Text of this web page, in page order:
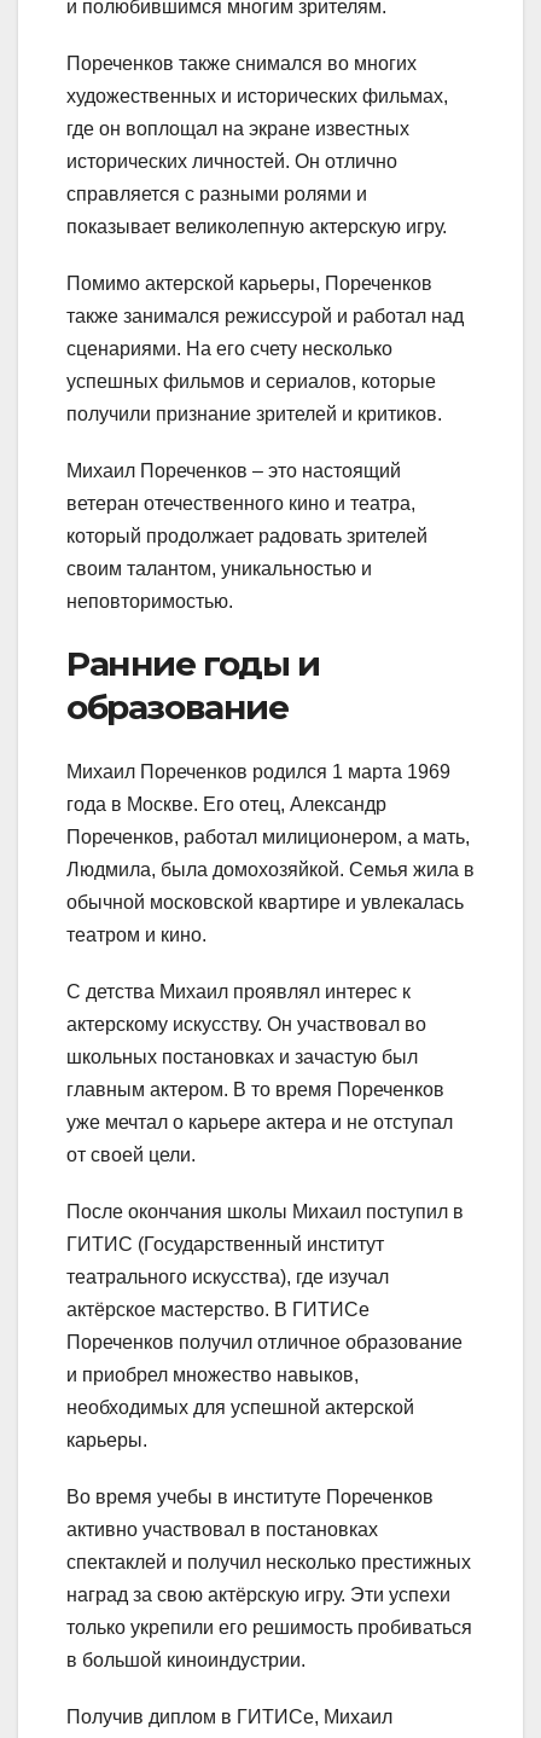
и полюбившимся многим зрителям.
Пореченков также снимался во многих
художественных и исторических фильмах,
где он воплощал на экране известных
исторических личностей. Он отлично
справляется с разными ролями и
показывает великолепную актерскую игру.
Помимо актерской карьеры, Пореченков
также занимался режиссурой и работал над
сценариями. На его счету несколько
успешных фильмов и сериалов, которые
получили признание зрителей и критиков.
Михаил Пореченков – это настоящий
ветеран отечественного кино и театра,
который продолжает радовать зрителей
своим талантом, уникальностью и
неповторимостью.
Ранние годы и
образование
Михаил Пореченков родился 1 марта 1969
года в Москве. Его отец, Александр
Пореченков, работал милиционером, а мать,
Людмила, была домохозяйкой. Семья жила в
обычной московской квартире и увлекалась
театром и кино.
С детства Михаил проявлял интерес к
актерскому искусству. Он участвовал во
школьных постановках и зачастую был
главным актером. В то время Пореченков
уже мечтал о карьере актера и не отступал
от своей цели.
После окончания школы Михаил поступил в
ГИТИС (Государственный институт
театрального искусства), где изучал
актёрское мастерство. В ГИТИСе
Пореченков получил отличное образование
и приобрел множество навыков,
необходимых для успешной актерской
карьеры.
Во время учебы в институте Пореченков
активно участвовал в постановках
спектаклей и получил несколько престижных
наград за свою актёрскую игру. Эти успехи
только укрепили его решимость пробиваться
в большой киноиндустрии.
Получив диплом в ГИТИСе, Михаил